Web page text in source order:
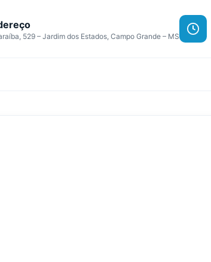
529 – Jardim dos Estados, Campo Grande – MS